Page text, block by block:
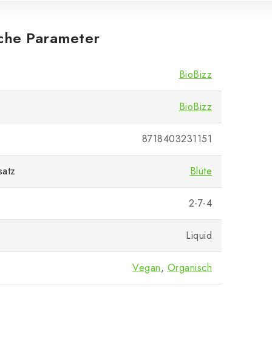
Parameter
BioBizz
BioBizz
8718403231151
Blüte
2-7-4
Liquid
Vegan, Organisch